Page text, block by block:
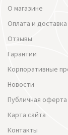
О магазине
Оплата и доставка
Отзывы
Гарантии
Корпоративные
Новости
Публичная оферта
Карта сайта
Контакты